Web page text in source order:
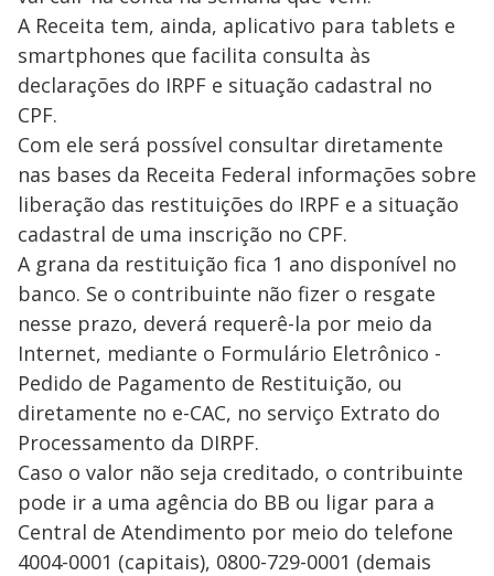
A Receita tem, ainda, aplicativo para tablets e
smartphones que facilita consulta às
declarações do IRPF e situação cadastral no
CPF.
Com ele será possível consultar diretamente
nas bases da Receita Federal informações sobre
liberação das restituições do IRPF e a situação
cadastral de uma inscrição no CPF.
A grana da restituição fica 1 ano disponível no
banco. Se o contribuinte não fizer o resgate
nesse prazo, deverá requerê-la por meio da
Internet, mediante o Formulário Eletrônico -
Pedido de Pagamento de Restituição, ou
diretamente no e-CAC, no serviço Extrato do
Processamento da DIRPF.
Caso o valor não seja creditado, o contribuinte
pode ir a uma agência do BB ou ligar para a
Central de Atendimento por meio do telefone
4004-0001 (capitais), 0800-729-0001 (demais